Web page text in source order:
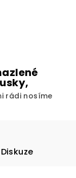
rádi nosíme
Diskuze